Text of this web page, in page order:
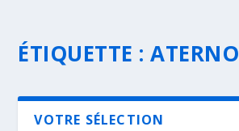
ÉTIQUETTE :ATERNO
VOTRE SÉLECTION